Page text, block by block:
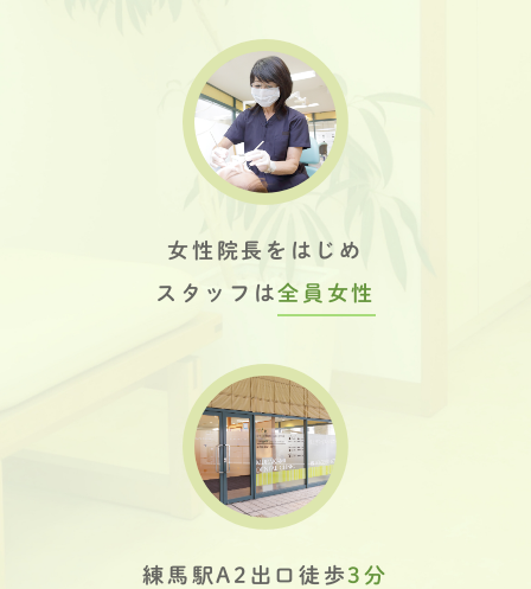
女性院長をはじめ
スタッフは全員女性
練馬駅A2出口徒歩 3分